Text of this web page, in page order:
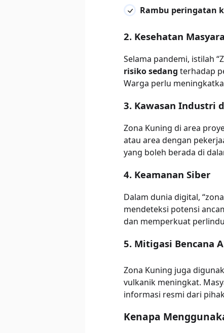
Rambu peringatan
2. Kesehatan
Selama pandemi, istilah
risiko sedang terhadap
Warga perlu
3. Kawasan Industri
Zona Kuning di area
atau area dengan
yang boleh berada di
4. Keamanan Siber
Dalam dunia digital,
mendeteksi potensi
dan memperkuat
5. Mitigasi Bencana
Zona Kuning juga
vulkanik meningkat.
informasi resmi dari
Kenapa